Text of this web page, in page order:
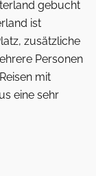
gebucht
ist
zusätzliche
Personen
mit
eine sehr